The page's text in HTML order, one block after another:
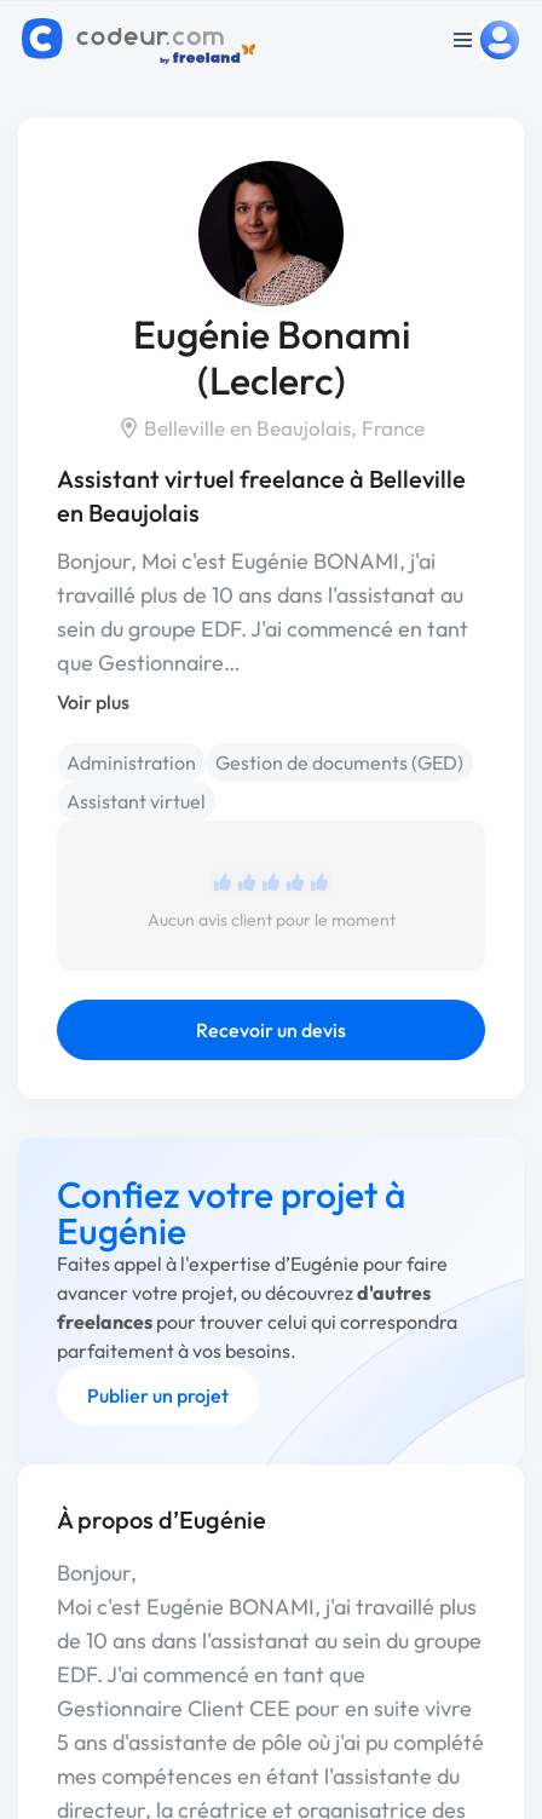
Eugénie Bonami
(Leclerc)
Belleville en Beaujolais, France
Assistant virtuel freelance à Belleville
en Beaujolais
Bonjour, Moi c'est Eugénie BONAMI, j'ai
travaillé plus de 10 ans dans l'assistanat au
sein du groupe EDF. J'ai commencé en tant
que Gestionnaire…
Voir plus
Administration
Gestion de documents (GED)
Assistant virtuel
Aucun avis client pour le moment
Recevoir un devis
Confiez votre projet à
Eugénie
Faites appel à l'expertise d’Eugénie pour faire
avancer votre projet, ou découvrezd'autres
freelances pour trouver celui qui correspondra
parfaitement à vos besoins.
Publier un projet
À propos d’Eugénie
Bonjour,
Moi c'est Eugénie BONAMI, j'ai travaillé plus
de 10 ans dans l'assistanat au sein du groupe
EDF. J'ai commencé en tant que
Gestionnaire Client CEE pour en suite vivre
5 ans d'assistante de pôle où j'ai pu complété
mes compétences en étant l'assistante du
directeur, la créatrice et organisatrice des